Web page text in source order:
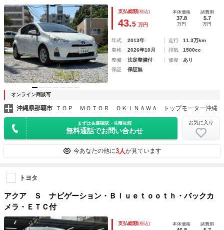
支払総額(税込)
43.5 万円
本体価格
37.8
万円
諸費用
5.7
万円
年式 2013年 走行
11.3万km
車検
2026年10月 排気
1500cc
整備
法定整備付 修復
あり
保証
保証無
オンライン商談可
沖縄県那覇市 ＴＯＰ ＭＯＴＯＲ ＯＫＩＮＡＷＡ トップモーター沖縄
まずは在庫確認・見積依頼
無料通話でお問い合わせ
お気に入り
今あなたの他に3人が見ています
トヨタ
アクア Ｓ ナビゲーション・Ｂｌｕｅｔｏｏｔｈ・バックカ
メラ・ＥＴＣ付
支払総額(税込) 本体価格 諸費用